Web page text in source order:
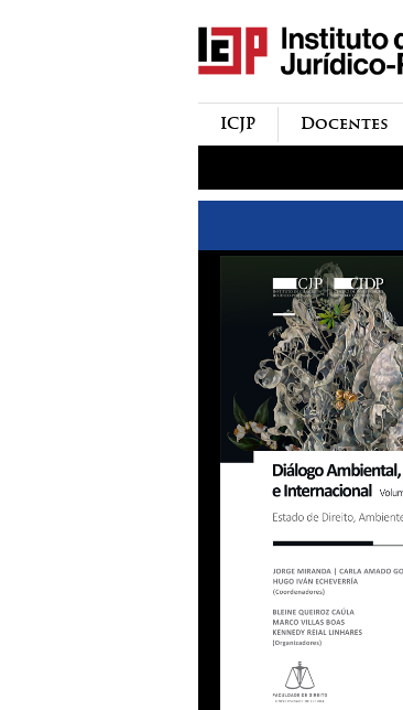
icjp
menu-institucional
Docentes
ICJP